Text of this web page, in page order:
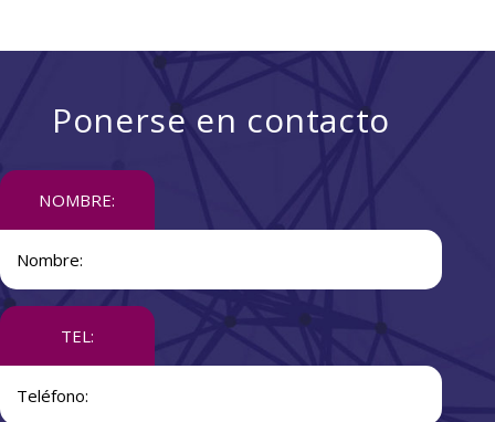
Ponerse en contacto
NOMBRE:
TEL: